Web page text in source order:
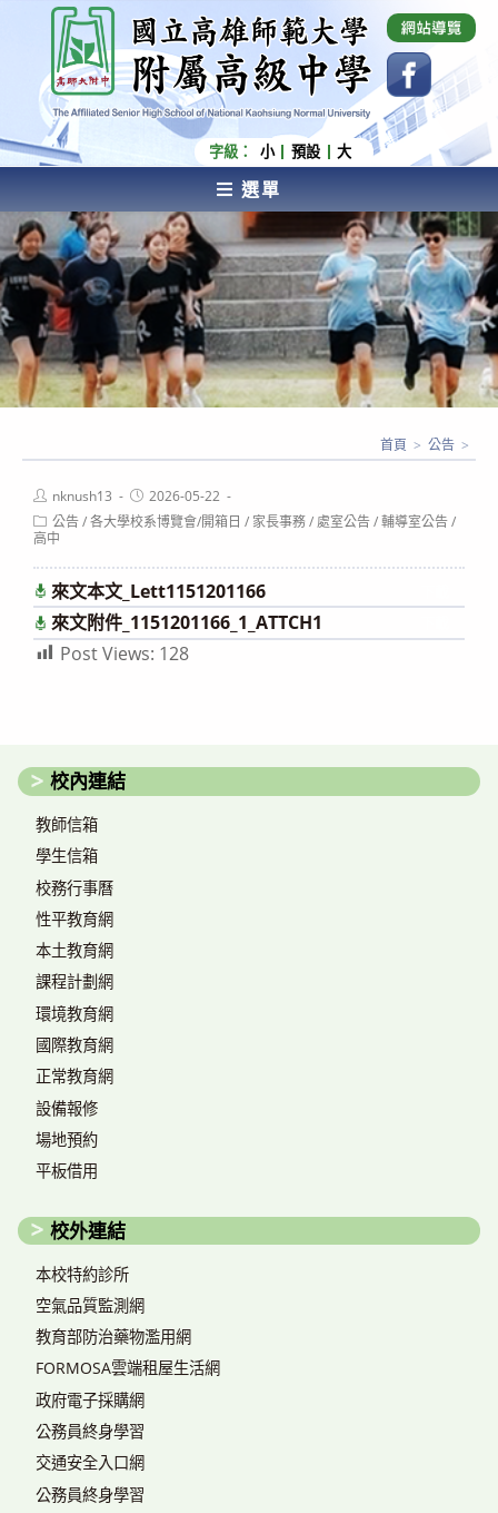
內
容
國立高雄師範大學附屬高級中學 Affiliated Senior
High School of National Kaohsiung Normal
University
字級： 小 預設 大
選單
AFFILIATED SENIOR HIGH SCHOOL OF NATIONAL
KAOHSIUNG NORMAL UNIVERSITY
首頁 > 公告 >
Post
author:
nknush13
Post
published:
2026-05-22
Post
category:
公告/各大學校系博覽會/開箱日 / 家長事務/處室公告/輔導室公告/
高中
來文本文_Lett1151201166
來文附件_1151201166_1_ATTCH1
Post Views: 128
校內連結
教師信箱
學生信箱
校務行事曆
性平教育網
本土教育網
課程計劃網
環境教育網
國際教育網
正常教育網
設備報修
場地預約
平板借用
校外連結
本校特約診所
空氣品質監測網
教育部防治藥物濫用網
FORMOSA雲端租屋生活網
政府電子採購網
公務員終身學習
交通安全入口網
公務員終身學習